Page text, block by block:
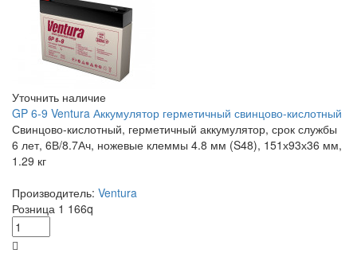
Уточнить наличие
GP 6-9 Ventura Аккумулятор герметичный свинцово-кислотный
Свинцово-кислотный, герметичный аккумулятор, срок службы
6 лет, 6В/8.7Ач, ножевые клеммы 4.8 мм (S48), 151х93х36 мм,
1.29 кг
Производитель: Ventura
Розница 1 166q